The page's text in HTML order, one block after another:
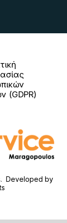
(GDPR)
Developed by